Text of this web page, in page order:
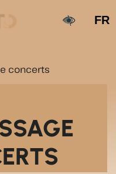
FR
concerts